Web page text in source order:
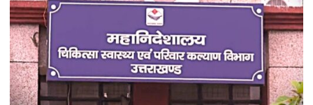
बिखर
जिंदगियां,
दो
की
दर्दनाक